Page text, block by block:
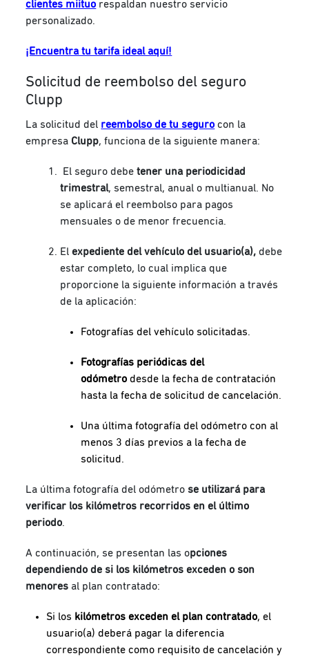
clientes miituo respaldan nuestro servicio
personalizado.
¡Encuentra tu tarifa ideal aquí!
Solicitud de reembolso del seguro
Clupp
La solicitud del reembolso de tu seguro con la
empresa Clupp, funciona de la siguiente manera:
El seguro debetener una periodicidad
trimestral, semestral, anual o multianual. No
se aplicará el reembolso para pagos
mensualeso de menor frecuencia.
Elexpediente del vehículo del usuario(a), debe
estar completo, lo cual implica que
proporcione la siguiente información a través
de la aplicación:
Fotografías del vehículo solicitadas.
Fotografías periódicas del
odómetro desde la fecha de contratación
hasta la fecha de solicitud de cancelación.
Una última fotografía del odómetro con al
menos 3 días previos a la fecha de
solicitud.
La última fotografía del odómetrose utilizará para
verificar los kilómetros recorridos en el último
periodo.
A continuación, se presentan las opciones
dependiendo de si los kilómetros exceden o son
menores al plan contratado:
Si los kilómetros exceden el plan contratado, el
usuario(a) deberá pagar la diferencia
correspondiente como requisito de cancelación y